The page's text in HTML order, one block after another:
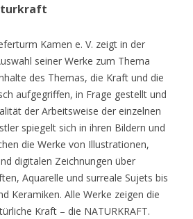
Kamen e. V. zeigt in der
seiner Werke zum Thema
des Themas, die Kraft und die
aufgegriffen, in Frage gestellt und
der Arbeitsweise der einzelnen
spiegelt sich in ihren Bildern und
die Werke von Illustrationen,
digitalen Zeichnungen über
Aquarelle und surreale Sujets bis
Keramiken. Alle Werke zeigen die
Kraft – die NATURKRAFT.